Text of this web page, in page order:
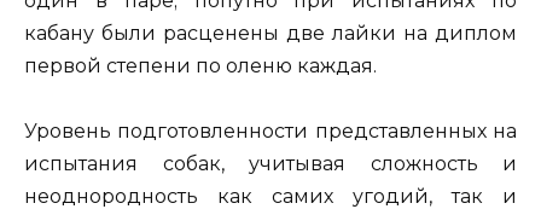
кабану были расценены две лайки на диплом
первой степени по оленю каждая.
Уровень подготовленности представленных на
испытания собак, учитывая сложность и
неоднородность как самих угодий, так и